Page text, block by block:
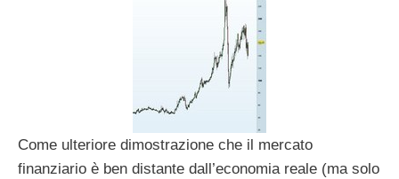
Come ulteriore dimostrazione che il mercato
finanziario è ben distante dall’economia reale (ma solo